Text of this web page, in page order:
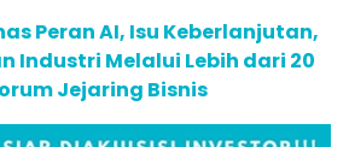
Peran AI, Isu Keberlanjutan,
Industri Melalui Lebih dari 20
Jejaring Bisnis